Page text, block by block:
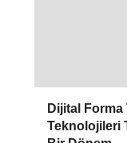
Dijital Forma
Teknolojileri